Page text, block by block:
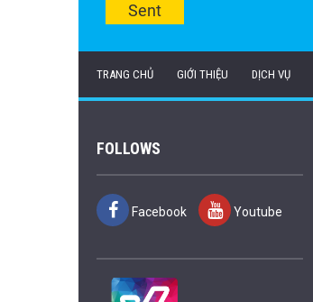
Sent
TRANG CHỦ GIỚI THIỆU DỊCH VỤ
FOLLOWS
Facebook Youtube